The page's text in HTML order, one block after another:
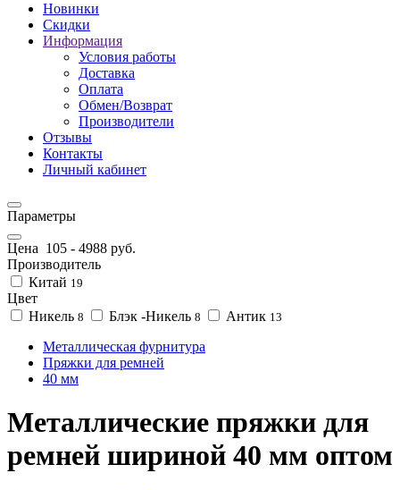
Новинки
Скидки
Информация
Условия работы
Доставка
Оплата
Обмен/Возврат
Производители
Отзывы
Контакты
Личный кабинет
Параметры
Цена 105 - 4988 руб.
Производитель
Китай 19
Цвет
Никель 8 Блэк -Никель 8 Антик 13
Металлическая фурнитура
Пряжки для ремней
40 мм
Металлические пряжки для
ремней шириной 40 мм оптом